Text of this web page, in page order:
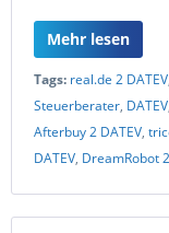
Mehr lesen
Tags: real.de 2 DATEV
Steuerberater, DATEV
Afterbuy 2 DATEV,
DATEV, DreamRobot